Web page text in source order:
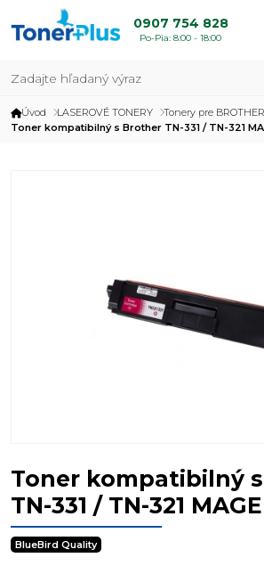
0907 754 828
Po-Pia: 8:00 - 18:00
Úvod LASEROVÉ TONERY
Tonery pre BROTHER
Toner kompatibilný s Brother TN-331 / TN-321
Toner kompatibilný
TN-331 / TN-321
BlueBird Quality